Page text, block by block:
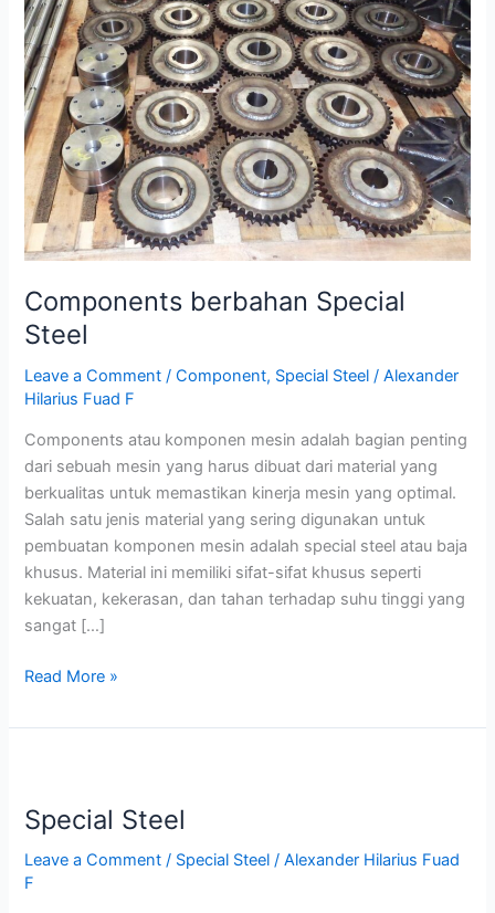
Components berbahan Special
Steel
Leave a Comment /Component, Special Steel /Alexander
Hilarius Fuad F
Components atau komponen mesin adalah bagian penting
dari sebuah mesin yang harus dibuat dari material yang
berkualitas untuk memastikan kinerja mesin yang optimal.
Salah satu jenis material yang sering digunakan untuk
pembuatan komponen mesin adalah special steel atau baja
khusus. Material ini memiliki sifat-sifat khusus seperti
kekuatan, kekerasan, dan tahan terhadap suhu tinggi yang
sangat […]
Steel
Read More »
Special Steel
Leave a Comment / Special Steel /Alexander Hilarius Fuad
F